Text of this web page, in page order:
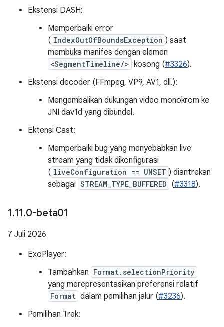
Ekstensi DASH:
Memperbaiki error
( IndexOutOfBoundsException ) saat
membuka manifes dengan elemen
<SegmentTimeline/> kosong (#3326).
Ekstensi decoder (FFmpeg, VP9, AV1, dll.):
Mengembalikan dukungan video monokrom ke
JNI dav1d yang dibundel.
Ektensi Cast:
Memperbaiki bug yang menyebabkan live
stream yang tidak dikonfigurasi
( liveConfiguration == UNSET ) diantrekan
sebagai STREAM_TYPE_BUFFERED (#3318).
1.11.0-beta01
7 Juli 2026
ExoPlayer:
Tambahkan Format.selectionPriority
yang merepresentasikan preferensi relatif
Format dalam pemilihan jalur (#3236).
Pemilihan Trek: